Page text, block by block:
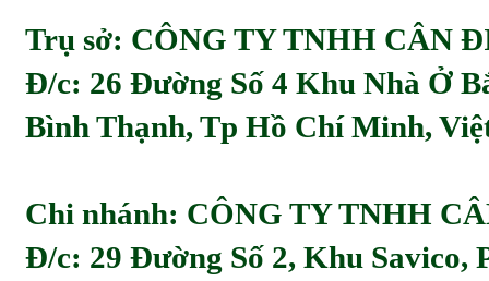
Trụ sở: CÔNG TY TNHH CÂN
Đ/c: 26 Đường Số 4 Khu Nhà Ở
Bình Thạnh, Tp Hồ Chí Minh,
Chi nhánh: CÔNG TY TNHH
Đ/c: 29 Đường Số 2, Khu Savico,